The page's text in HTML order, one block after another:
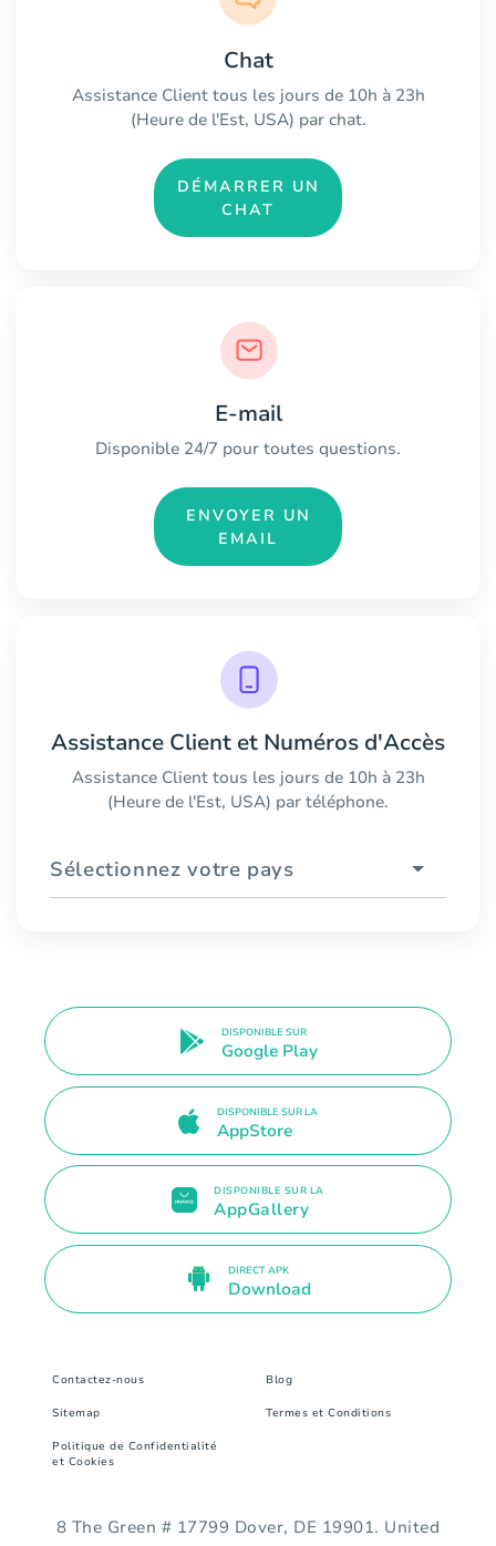
Chat
Assistance Client tous les jours de 10h à 23h
(Heure de l'Est, USA) par chat.
DÉMARRER UN
CHAT
E-mail
Disponible 24/7 pour toutes questions.
ENVOYER UN
EMAIL
Assistance Client et Numéros d'Accès
Assistance Client tous les jours de 10h à 23h
(Heure de l'Est, USA) par téléphone.
Sélectionnez votre pays
DISPONIBLE SUR
Google Play
DISPONIBLE SUR LA
AppStore
DISPONIBLE SUR LA
AppGallery
DIRECT APK
Download
Contactez-nous Blog
Sitemap Termes et Conditions
Politique de Confidentialité
et Cookies
8 The Green # 17799 Dover, DE 19901. United